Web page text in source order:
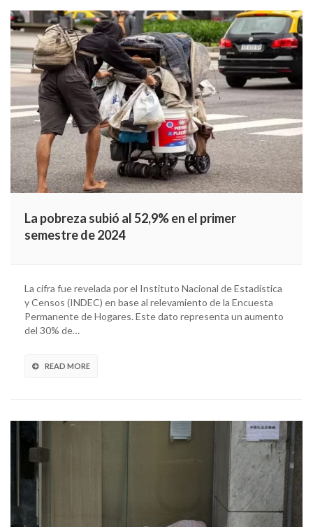
La pobreza subió al 52,9% en el primer
semestre de 2024
La cifra fue revelada por el Instituto Nacional de Estadística
y Censos (INDEC) en base al relevamiento de la Encuesta
Permanente de Hogares. Este dato representa un aumento
del 30% de…
READ MORE